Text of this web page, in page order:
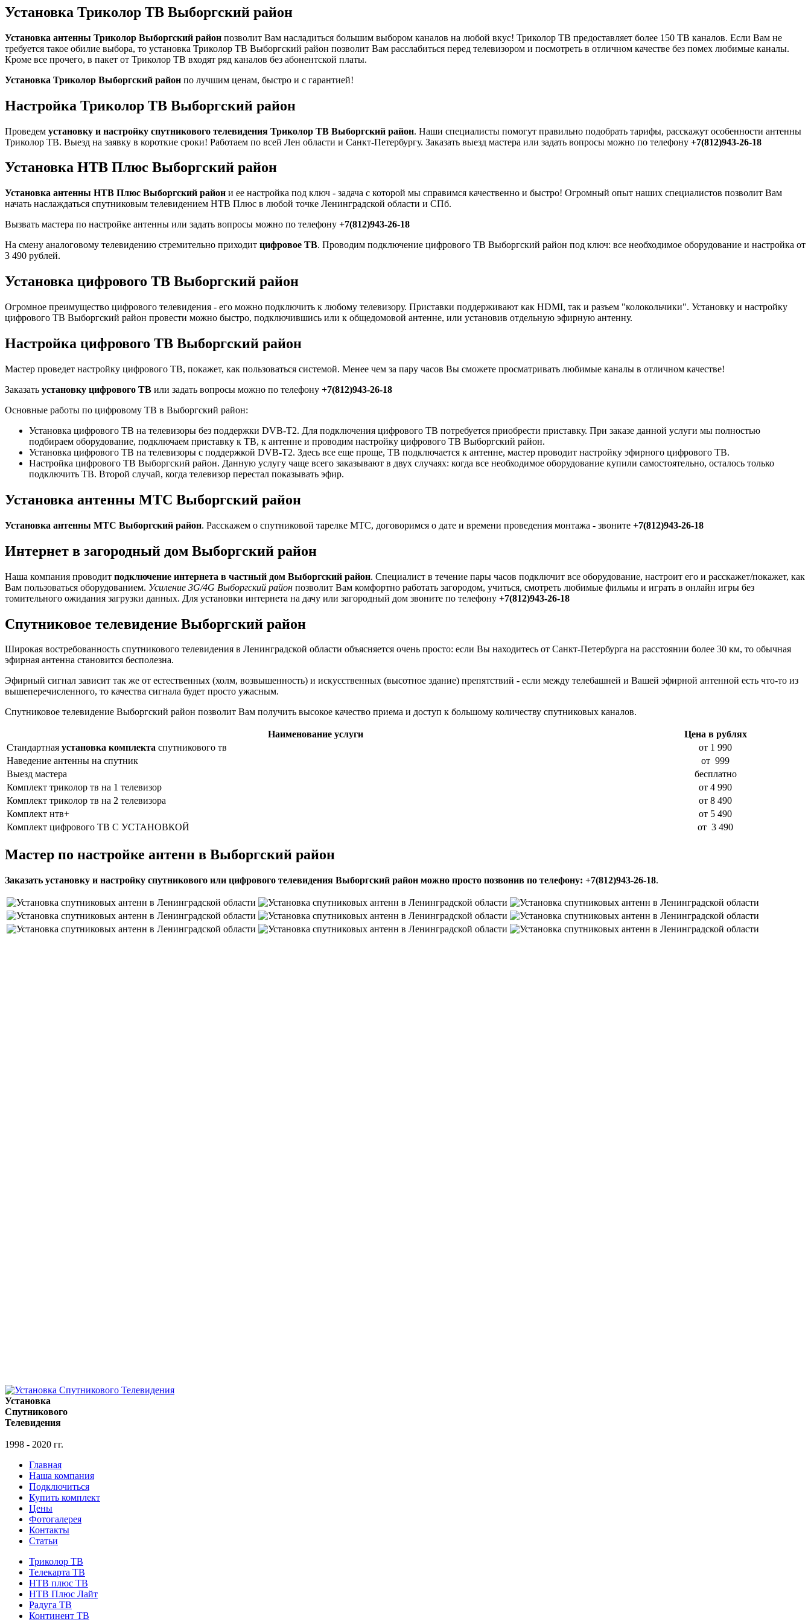
Установка Триколор ТВ Выборгский район
Установка антенны Триколор Выборгский район позволит Вам насладиться большим выбором каналов на любой вкус! Триколор ТВ предоставляет более 150 ТВ каналов. Если Вам не
требуется такое обилие выбора, то установка Триколор ТВ Выборгский район позволит Вам расслабиться перед телевизором и посмотреть в отличном качестве без помех любимые каналы.
Кроме все прочего, в пакет от Триколор ТВ входят ряд каналов без абонентской платы.
Установка Триколор Выборгский район по лучшим ценам, быстро и с гарантией!
Настройка Триколор ТВ Выборгский район
Проведем установку и настройку спутникового телевидения Триколор ТВ Выборгский район. Наши специалисты помогут правильно подобрать тарифы, расскажут особенности антенны
Триколор ТВ. Выезд на заявку в короткие сроки! Работаем по всей Лен области и Санкт-Петербургу. Заказать выезд мастера или задать вопросы можно по телефону +7(812)943-26-18
Установка НТВ Плюс Выборгский район
Установка антенны НТВ Плюс Выборгский район и ее настройка под ключ - задача с которой мы справимся качественно и быстро! Огромный опыт наших специалистов позволит Вам
начать наслаждаться спутниковым телевидением НТВ Плюс в любой точке Ленинградской области и СПб.
Вызвать мастера по настройке антенны или задать вопросы можно по телефону +7(812)943-26-18
На смену аналоговому телевидению стремительно приходит цифровое ТВ. Проводим подключение цифрового ТВ Выборгский район под ключ: все необходимое оборудование и настройка от
3 490 рублей.
Установка цифрового ТВ Выборгский район
Огромное преимущество цифрового телевидения - его можно подключить к любому телевизору. Приставки поддерживают как HDMI, так и разъем "колокольчики". Установку и настройку
цифрового ТВ Выборгский район провести можно быстро, подключившись или к общедомовой антенне, или установив отдельную эфирную антенну.
Настройка цифрового ТВ Выборгский район
Мастер проведет настройку цифрового ТВ, покажет, как пользоваться системой. Менее чем за пару часов Вы сможете просматривать любимые каналы в отличном качестве!
Заказать установку цифрового ТВ или задать вопросы можно по телефону +7(812)943-26-18
Основные работы по цифровому ТВ в Выборгский район:
Установка цифрового ТВ на телевизоры без поддержки DVB-T2. Для подключения цифрового ТВ потребуется приобрести приставку. При заказе данной услуги мы полностью
подбираем оборудование, подключаем приставку к ТВ, к антенне и проводим настройку цифрового ТВ Выборгский район.
Установка цифрового ТВ на телевизоры с поддержкой DVB-T2. Здесь все еще проще, ТВ подключается к антенне, мастер проводит настройку эфирного цифрового ТВ.
Настройка цифрового ТВ Выборгский район. Данную услугу чаще всего заказывают в двух случаях: когда все необходимое оборудование купили самостоятельно, осталось только
подключить ТВ. Второй случай, когда телевизор перестал показывать эфир.
Установка антенны МТС Выборгский район
Установка антенны МТС Выборгский район. Расскажем о спутниковой тарелке МТС, договоримся о дате и времени проведения монтажа - звоните +7(812)943-26-18
Интернет в загородный дом Выборгский район
Наша компания проводит подключение интернета в частный дом Выборгский район. Специалист в течение пары часов подключит все оборудование, настроит его и расскажет/покажет, как
Вам пользоваться оборудованием. Усиление 3G/4G Выборгский район позволит Вам комфортно работать загородом, учиться, смотреть любимые фильмы и играть в онлайн игры без
томительного ожидания загрузки данных. Для установки интернета на дачу или загородный дом звоните по телефону +7(812)943-26-18
Спутниковое телевидение Выборгский район
Широкая востребованность спутникового телевидения в Ленинградской области объясняется очень просто: если Вы находитесь от Санкт-Петербурга на расстоянии более 30 км, то обычная
эфирная антенна становится бесполезна.
Эфирный сигнал зависит так же от естественных (холм, возвышенность) и искусственных (высотное здание) препятствий - если между телебашней и Вашей эфирной антенной есть что-то из
вышеперечисленного, то качества сигнала будет просто ужасным.
Спутниковое телевидение Выборгский район позволит Вам получить высокое качество приема и доступ к большому количеству спутниковых каналов.
Наименование услуги
Цена в рублях
Стандартная установка комплекта спутникового тв
от 1 990
Наведение антенны на спутник
от 999
Выезд мастера
бесплатно
Комплект триколор тв на 1 телевизор
от 4 990
Комплект триколор тв на 2 телевизора
от 8 490
Комплект нтв+
от 5 490
Комплект цифрового ТВ С УСТАНОВКОЙ
от 3 490
Мастер по настройке антенн в Выборгский район
Заказать установку и настройку спутникового или цифрового телевидения Выборгский район можно просто позвонив по телефону: +7(812)943-26-18.
Установка
Спутникового
Телевидения
1998 - 2020 гг.
Главная
Наша компания
Подключиться
Купить комплект
Цены
Фотогалерея
Контакты
Статьи
Триколор ТВ
Телекарта ТВ
НТВ плюс ТВ
НТВ Плюс Лайт
Радуга ТВ
Континент ТВ